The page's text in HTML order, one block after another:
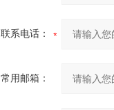
联系电话：
常用邮箱：